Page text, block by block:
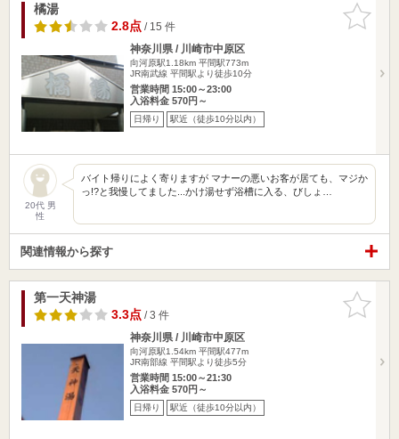
お気に入
りに追加
橘湯
2.8点/ 15 件
神奈川県 / 川崎市中原区
向河原駅1.18km 平間駅773m
JR南武線 平間駅より徒歩10分
営業時間 15:00～23:00
入浴料金 570円～
日帰り 駅近（徒歩10分以内）
20代 男
性
バイト帰りによく寄りますが マナーの悪いお客が居ても、マジか
っ!?と我慢してました...かけ湯せず浴槽に入る、びしょ…
関連情報から探す
お気に入
りに追加
第一天神湯
3.3点/ 3 件
神奈川県 / 川崎市中原区
向河原駅1.54km 平間駅477m
JR南部線 平間駅より徒歩5分
営業時間 15:00～21:30
入浴料金 570円～
日帰り 駅近（徒歩10分以内）